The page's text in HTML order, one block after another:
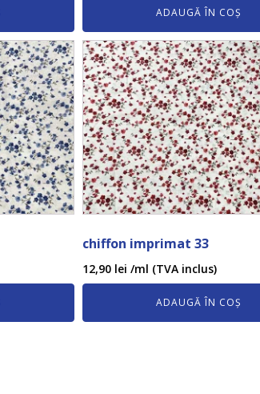
ADAUGĂ ÎN COȘ
chiffon imprimat 33
12,90 lei /ml (TVA inclus)
ADAUGĂ ÎN COȘ